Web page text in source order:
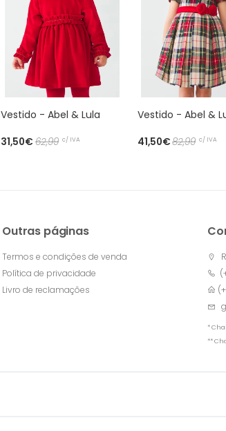
Vestido - Abel & Lula
31,50€62,99 c/ IVA
Vestido - Abel &
41,50€82,99 c/ IVA
Outras páginas
Termos e condições de venda
Política de privacidade
Livro de reclamações
*
**